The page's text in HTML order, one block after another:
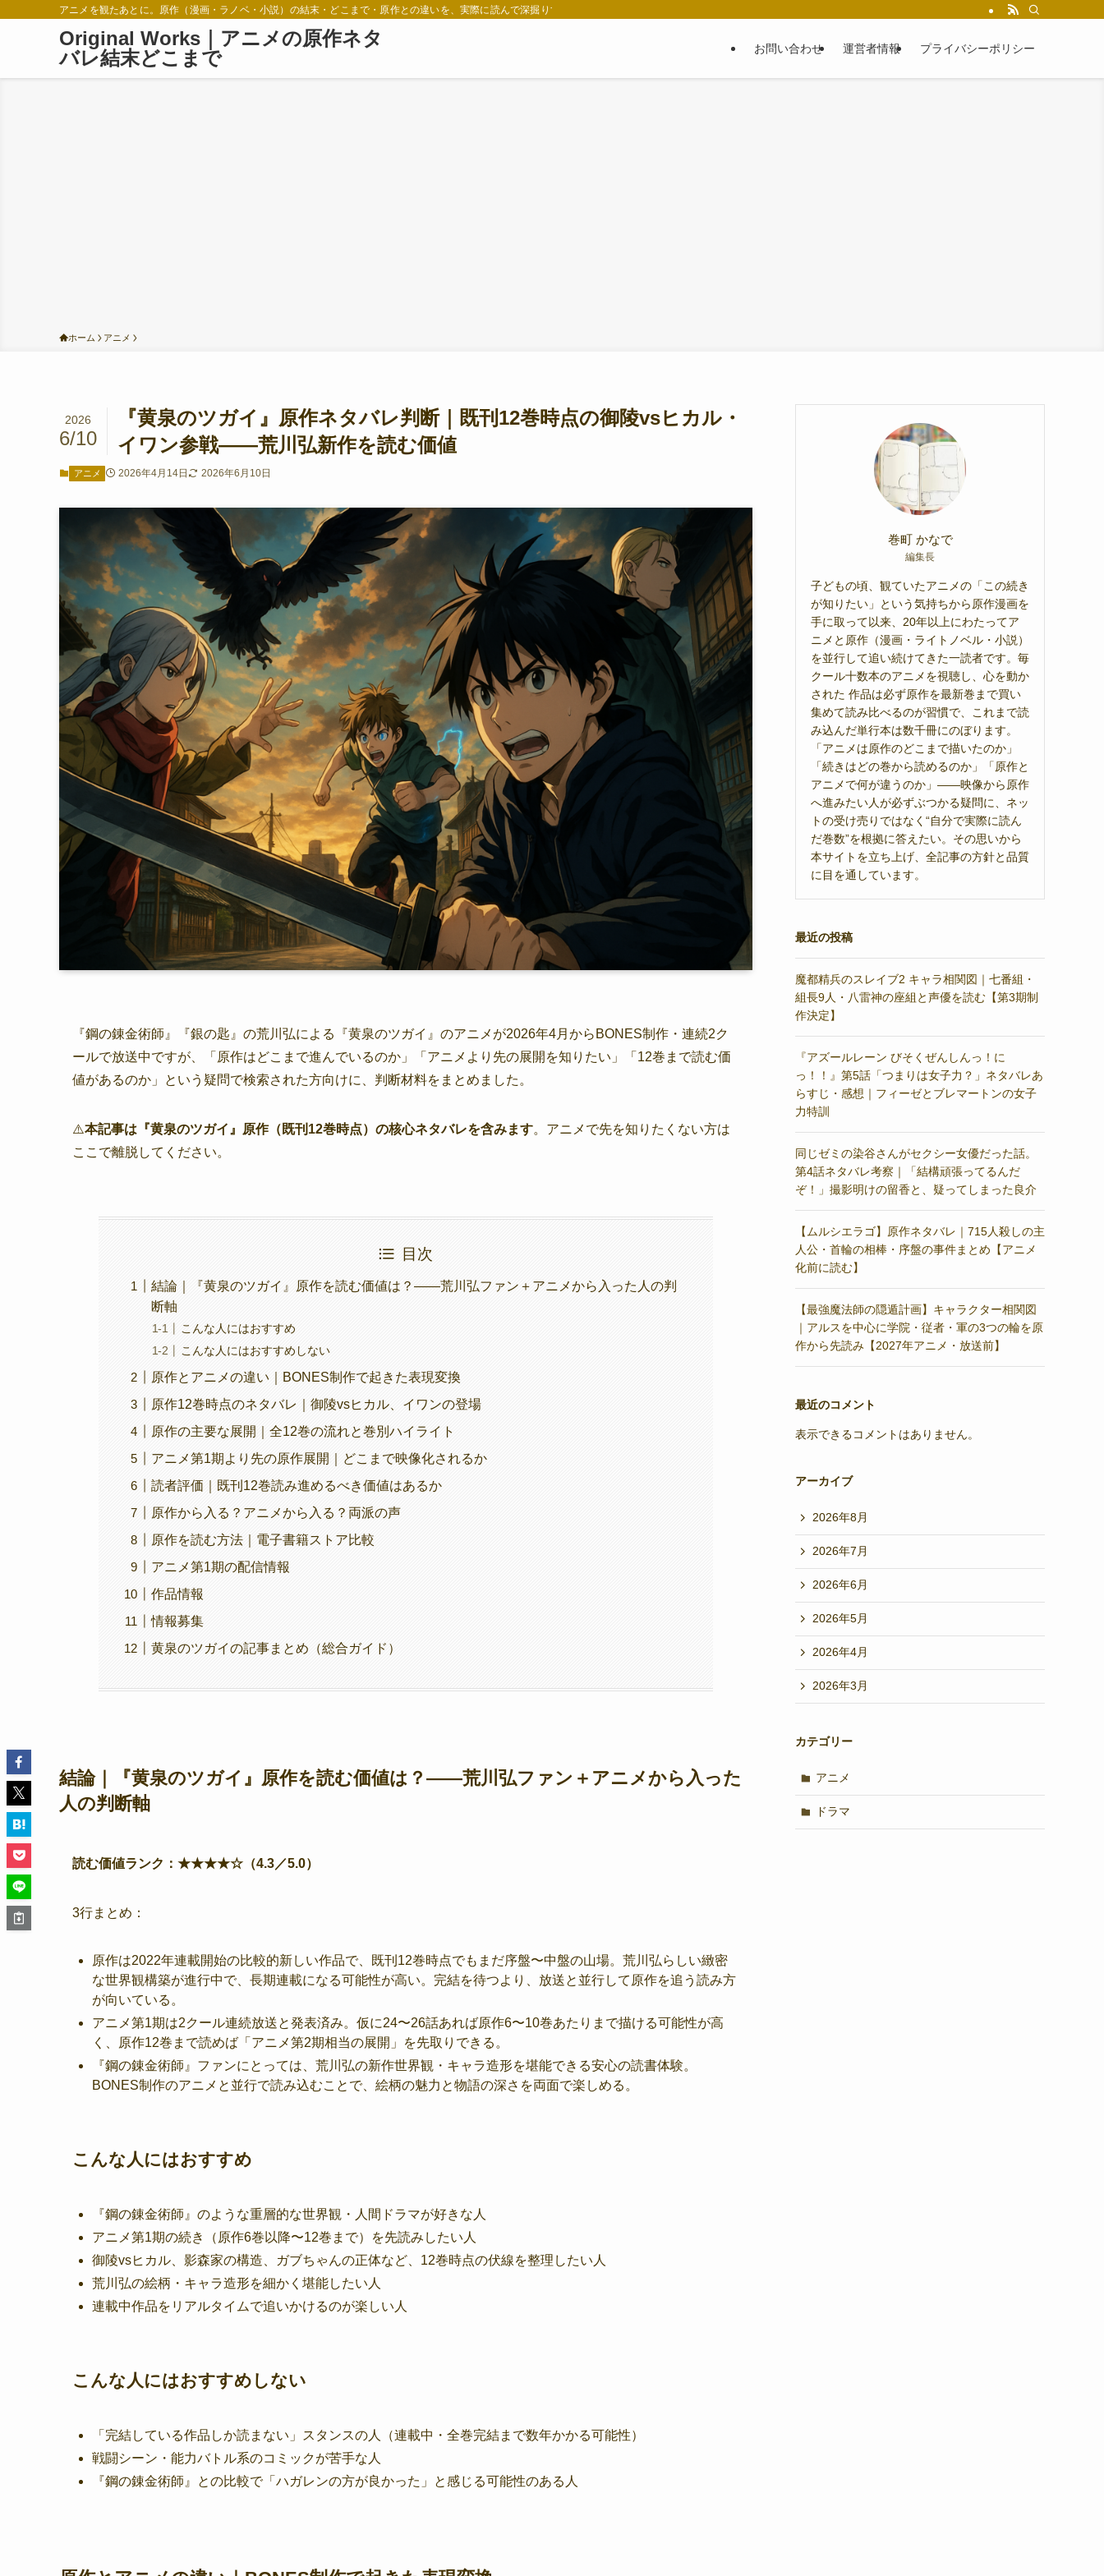
アニメを観たあとに。原作（漫画・ラノベ・小説）の結末・どこまで・原作との違いを、実際に読んで深掘りするメディアです。
Original Works｜アニメの原作ネタ
バレ結末どこまで
お問い合わせ 運営者情報 プライバシーポリシー
ホーム アニメ
『黄泉のツガイ』原作ネタバレ判断｜既刊12巻時点の御陵vsヒカル・
イワン参戦——荒川弘新作を読む価値
2026
6/10
アニメ 2026年4月14日 2026年6月10日
『鋼の錬金術師』『銀の匙』の荒川弘による『黄泉のツガイ』のアニメが2026年4月からBONES制作・連続2ク
ールで放送中ですが、「原作はどこまで進んでいるのか」「アニメより先の展開を知りたい」「12巻まで読む価
値があるのか」という疑問で検索された方向けに、判断材料をまとめました。
⚠️本記事は『黄泉のツガイ』原作（既刊12巻時点）の核心ネタバレを含みます。アニメで先を知りたくない方は
ここで離脱してください。
目次
結論｜『黄泉のツガイ』原作を読む価値は？——荒川弘ファン＋アニメから入った人の判
断軸
こんな人にはおすすめ
こんな人にはおすすめしない
原作とアニメの違い｜BONES制作で起きた表現変換
原作12巻時点のネタバレ｜御陵vsヒカル、イワンの登場
原作の主要な展開｜全12巻の流れと巻別ハイライト
アニメ第1期より先の原作展開｜どこまで映像化されるか
読者評価｜既刊12巻読み進めるべき価値はあるか
原作から入る？アニメから入る？両派の声
原作を読む方法｜電子書籍ストア比較
アニメ第1期の配信情報
作品情報
情報募集
黄泉のツガイの記事まとめ（総合ガイド）
結論｜『黄泉のツガイ』原作を読む価値は？——荒川弘ファン＋アニメから入った
人の判断軸
読む価値ランク：★★★★☆（4.3／5.0）
3行まとめ：
原作は2022年連載開始の比較的新しい作品で、既刊12巻時点でもまだ序盤〜中盤の山場。荒川弘らしい緻密
な世界観構築が進行中で、長期連載になる可能性が高い。完結を待つより、放送と並行して原作を追う読み方
が向いている。
アニメ第1期は2クール連続放送と発表済み。仮に24〜26話あれば原作6〜10巻あたりまで描ける可能性が高
く、原作12巻まで読めば「アニメ第2期相当の展開」を先取りできる。
『鋼の錬金術師』ファンにとっては、荒川弘の新作世界観・キャラ造形を堪能できる安心の読書体験。
BONES制作のアニメと並行で読み込むことで、絵柄の魅力と物語の深さを両面で楽しめる。
こんな人にはおすすめ
『鋼の錬金術師』のような重層的な世界観・人間ドラマが好きな人
アニメ第1期の続き（原作6巻以降〜12巻まで）を先読みしたい人
御陵vsヒカル、影森家の構造、ガブちゃんの正体など、12巻時点の伏線を整理したい人
荒川弘の絵柄・キャラ造形を細かく堪能したい人
連載中作品をリアルタイムで追いかけるのが楽しい人
こんな人にはおすすめしない
「完結している作品しか読まない」スタンスの人（連載中・全巻完結まで数年かかる可能性）
戦闘シーン・能力バトル系のコミックが苦手な人
『鋼の錬金術師』との比較で「ハガレンの方が良かった」と感じる可能性のある人
巻町 かなで
編集長
子どもの頃、観ていたアニメの「この続き
が知りたい」という気持ちから原作漫画を
手に取って以来、20年以上にわたってア
ニメと原作（漫画・ライトノベル・小説）
を並行して追い続けてきた一読者です。毎
クール十数本のアニメを視聴し、心を動か
された 作品は必ず原作を最新巻まで買い
集めて読み比べるのが習慣で、これまで読
み込んだ単行本は数千冊にのぼります。
「アニメは原作のどこまで描いたのか」
「続きはどの巻から読めるのか」「原作と
アニメで何が違うのか」——映像から原作
へ進みたい人が必ずぶつかる疑問に、ネッ
トの受け売りではなく“自分で実際に読ん
だ巻数”を根拠に答えたい。その思いから
本サイトを立ち上げ、全記事の方針と品質
に目を通しています。
最近の投稿
魔都精兵のスレイブ2 キャラ相関図｜七番組・
組長9人・八雷神の座組と声優を読む【第3期制
作決定】
『アズールレーン びそくぜんしんっ！に
っ！！』第5話「つまりは女子力？」ネタバレあ
らすじ・感想｜フィーゼとブレマートンの女子
力特訓
同じゼミの染谷さんがセクシー女優だった話。
第4話ネタバレ考察｜「結構頑張ってるんだ
ぞ！」撮影明けの留香と、疑ってしまった良介
【ムルシエラゴ】原作ネタバレ｜715人殺しの主
人公・首輪の相棒・序盤の事件まとめ【アニメ
化前に読む】
【最強魔法師の隠遁計画】キャラクター相関図
｜アルスを中心に学院・従者・軍の3つの輪を原
作から先読み【2027年アニメ・放送前】
最近のコメント
表示できるコメントはありません。
アーカイブ
2026年8月
2026年7月
2026年6月
2026年5月
2026年4月
2026年3月
カテゴリー
アニメ
ドラマ